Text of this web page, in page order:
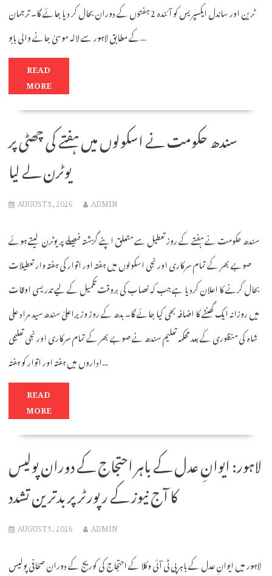
ٹرین اور ساندل ایکسپریس کو آئندہ 2 ہفتوں کے دوران بحال کر دیا جائے گا۔ ترجمان
کے مطابق لاہور سے لالہ موسیٰ جانے والی بابو…
READ
MORE
سندھ حکومت نے اسکولوں میں ہفتے کی چھٹی پر
یوٹرن لے لیا
AUGUST 5, 2026 ADMIN
سندھ حکومت نے ہفتے کے روز تعطیل سے متعلق اپنے گزشتہ فیصلے پر یوٹرن لیتے ہوئے
صوبے بھر کے تمام سرکاری اور نجی اسکولوں میں ہفتہ اور اتوار کی ہفتہ وار تعطیلات
بحال کرنے کا اعلان کردیا ہے جب کہ نصاب کی بروقت تکمیل کے لیے تدریسی اوقات
میں روزانہ ایک گھنٹے کا اضافہ بھی کیا جائے گا۔ بدھ کے روز وزیراعلیٰ سندھ سید مراد علی
شاہ کی منظوری کے بعد محکمہ تعلیم سندھ نے صوبے بھر کے تمام سرکاری اور نجی تعلیمی
اداروں میں ہفتہ اور اتوار کو ہفتہ…
READ
MORE
لاہور: ایوانِ عدل کے باہر احتجاج کے دوران پولیس
کا آج نیوز کے رپورٹر پر بدترین تشدد
AUGUST 5, 2026 ADMIN
لاہور میں ایوانِ عدل کے باہر پی ٹی آئی وکلا کے احتجاج کی کوریج کے دوران صحافی پولیس